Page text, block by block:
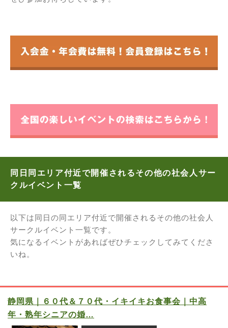
同日同エリア付近で開催されるその他の社会人サー
クルイベント一覧
以下は同日の同エリア付近で開催されるその他の社会人
サークルイベント一覧です。
気になるイベントがあればぜひチェックしてみてくださ
いね。
静岡県｜６０代＆７０代・イキイキお食事会｜中高
年・熟年シニアの婚…